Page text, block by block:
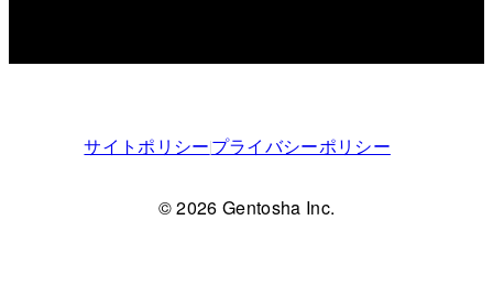
サイトポリシープライバシーポリシー
© 2026 Gentosha Inc.